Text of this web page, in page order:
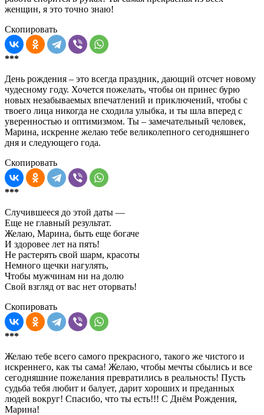
женщин, я это точно знаю!
Скопировать
***
День рождения – это всегда праздник, дающий отсчет новому
чудесному году. Хочется пожелать, чтобы он принес бурю
новых незабываемых впечатлений и приключений, чтобы с
твоего лица никогда не сходила улыбка, и ты шла вперед с
уверенностью и оптимизмом. Ты – замечательный человек,
Марина, искренне желаю тебе великолепного сегодняшнего
дня и следующего года.
Скопировать
***
Случившееся до этой даты —
Еще не главный результат.
Желаю, Марина, быть еще богаче
И здоровее лет на пять!
Не растерять свой шарм, красоты
Немного щечки нагулять,
Чтобы мужчинам ни на долю
Свой взгляд от вас нет оторвать!
Скопировать
***
Желаю тебе всего самого прекрасного, такого же чистого и
искреннего, как ты сама! Желаю, чтобы мечты сбылись и все
сегодняшние пожелания превратились в реальность! Пусть
судьба тебя любит и балует, дарит хороших и преданных
людей вокруг! Спасибо, что ты есть!!! С Днём Рождения,
Марина!